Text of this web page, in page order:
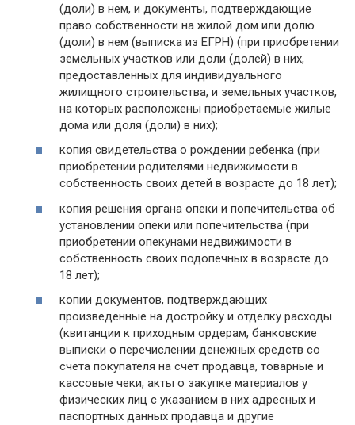
(доли) в нем, и документы, подтверждающие
право собственности на жилой дом или долю
(доли) в нем (выписка из ЕГРН) (при приобретении
земельных участков или доли (долей) в них,
предоставленных для индивидуального
жилищного строительства, и земельных участков,
на которых расположены приобретаемые жилые
дома или доля (доли) в них);
копия свидетельства о рождении ребенка (при
приобретении родителями недвижимости в
собственность своих детей в возрасте до 18 лет);
копия решения органа опеки и попечительства об
установлении опеки или попечительства (при
приобретении опекунами недвижимости в
собственность своих подопечных в возрасте до
18 лет);
копии документов, подтверждающих
произведенные на достройку и отделку расходы
(квитанции к приходным ордерам, банковские
выписки о перечислении денежных средств со
счета покупателя на счет продавца, товарные и
кассовые чеки, акты о закупке материалов у
физических лиц с указанием в них адресных и
паспортных данных продавца и другие